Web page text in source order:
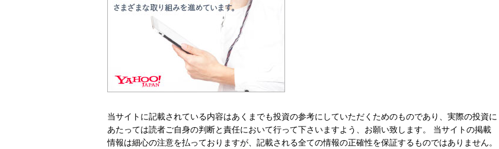
当サイトに記載されている内容はあくまでも投資の参考にしていただくためのものであり、実際の投資に
あたっては読者ご自身の判断と責任において行って下さいますよう、お願い致します。 当サイトの掲載
情報は細心の注意を払っておりますが、記載される全ての情報の正確性を保証するものではありません。